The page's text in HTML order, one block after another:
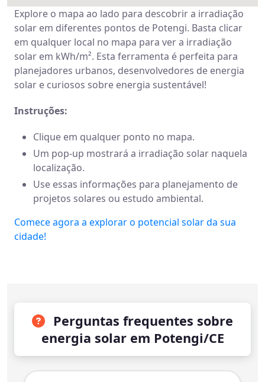
Explore o mapa ao lado para descobrir a irradiação
solar em diferentes pontos de Potengi. Basta clicar
em qualquer local no mapa para ver a irradiação
solar em kWh/m². Esta ferramenta é perfeita para
planejadores urbanos, desenvolvedores de energia
solar e curiosos sobre energia sustentável!
Instruções:
Clique em qualquer ponto no mapa.
Um pop-up mostrará a irradiação solar naquela
localização.
Use essas informações para planejamento de
projetos solares ou estudo ambiental.
Comece agora a explorar o potencial solar da sua
cidade!
Perguntas frequentes sobre
energia solar em Potengi/CE